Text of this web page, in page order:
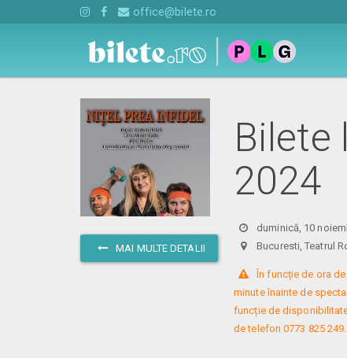
office@bilete.ro
MAI MULTE DETALII
Bilete
2024
duminică, 10
Bucuresti, Teatrul
În funcție de ora
minute înainte de
funcție de
de telefon 0773 825 249.